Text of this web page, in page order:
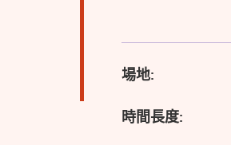
場地:
時間長度: